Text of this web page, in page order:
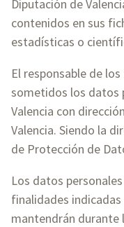
Diputación de
contenidos en sus
estadísticas o
El responsable de
sometidos los datos
Valencia con
Valencia. Siendo la
de Protección de
Los datos
finalidades
mantendrán durante